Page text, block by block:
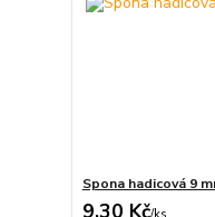
Spona hadicová 9
9,30 Kč